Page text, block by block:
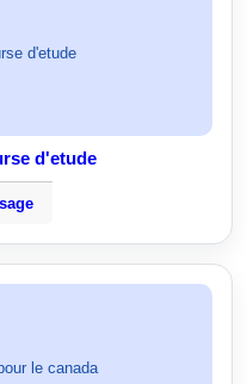
d'etude
d'etude
le canada